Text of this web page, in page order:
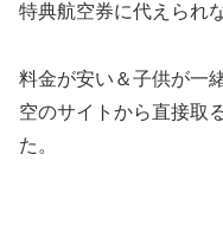
特典航空券に代えられ
料金が安い＆子供が一
空のサイトから直接取
た。